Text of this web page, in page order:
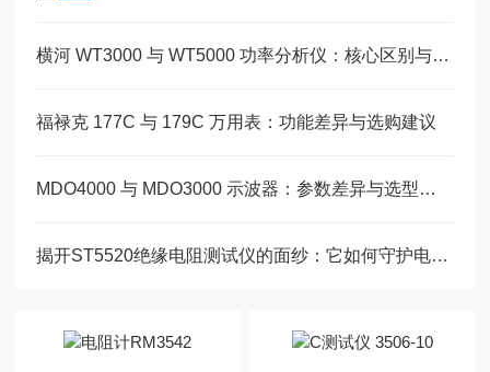
横河 WT3000 与 WT5000 功率分析仪：核心区别与选型要点
福禄克 177C 与 179C 万用表：功能差异与选购建议
MDO4000 与 MDO3000 示波器：参数差异与选型指南
揭开ST5520绝缘电阻测试仪的面纱：它如何守护电气安全？